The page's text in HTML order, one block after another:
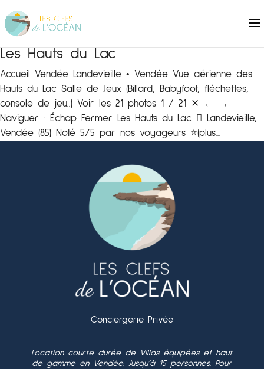
Les Hauts du Lac
Accueil Vendée Landevieille • Vendée Vue aérienne des
Hauts du Lac Salle de Jeux (Billard, Babyfoot, fléchettes,
console de jeu..) Voir les 21 photos 1 / 21 ✕ ← →
Naviguer · Échap Fermer Les Hauts du Lac  Landevieille,
Vendée (85) Noté 5/5 par nos voyageurs ⭐️(plus...
Conciergerie Privée
Location courte durée de Villas équipées et haut
de gamme en Vendée. Jusqu’à 15 personnes. Pour